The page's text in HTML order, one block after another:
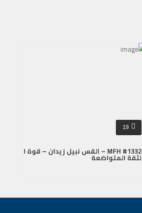
19
MFH #1332 – القس نبيل زيدان – قوة ا
لثقة المتواضعة